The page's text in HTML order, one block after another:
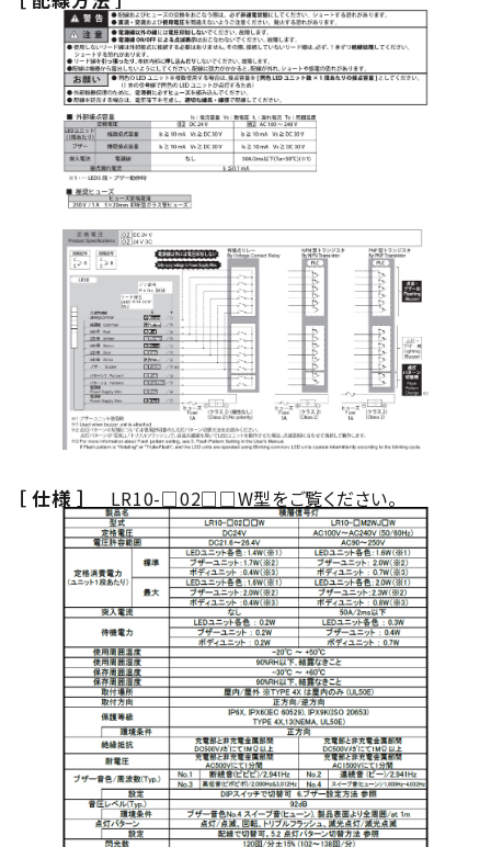
［ 仕様 ］ LR10-□02□□W型をご覧ください。